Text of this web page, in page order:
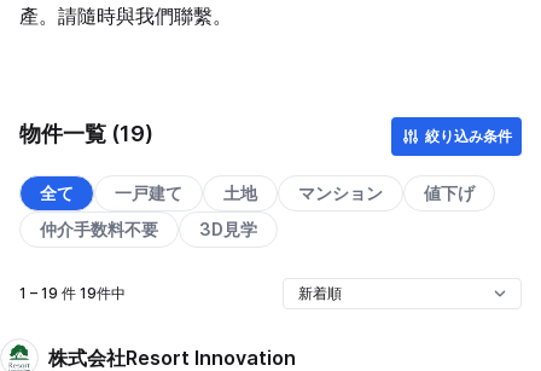
產。請隨時與我們聯繫。
物件一覧 (19) 絞り込み条件
全て 一戸建て 土地 マンション
値下げ
仲介手数料不要
3D見学
1 – 19 件 19件中
株式会社Resort Innovation